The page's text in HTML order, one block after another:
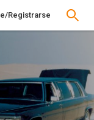
Registrarse